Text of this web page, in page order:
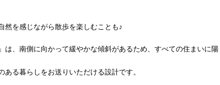
然を感じながら散歩を楽しむことも♪
は、南側に向かって緩やかな傾斜があるため、すべての住まいに陽
る暮らしをお送りいただける設計です。